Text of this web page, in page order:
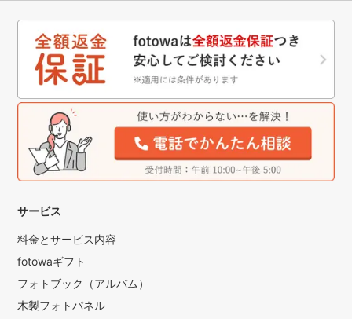
サービス
料金とサービス内容
fotowaギフト
フォトブック（アルバム）
木製フォトパネル